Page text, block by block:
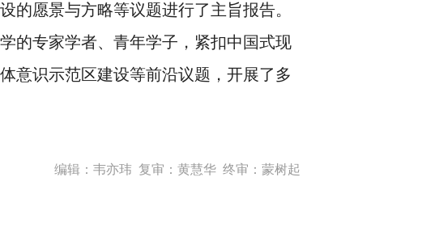
的愿景与方略等议题进行了主旨报告。
的专家学者、青年学子，紧扣中国式现
意识示范区建设等前沿议题，开展了多
编辑：韦亦玮 复审：黄慧华 终审：蒙树起